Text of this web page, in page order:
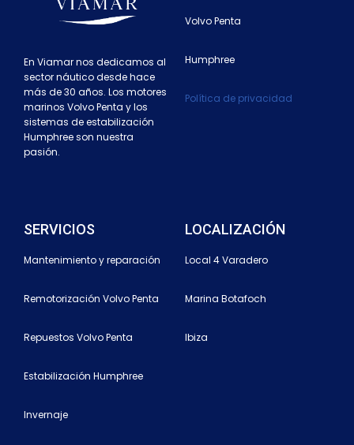
En Viamar nos dedicamos al
sector náutico desde hace
más de 30 años. Los motores
marinos Volvo Penta y los
sistemas de estabilización
Humphree son nuestra
pasión.
Volvo Penta
Humphree
Política de privacidad
SERVICIOS
Mantenimiento y reparación
Remotorización Volvo Penta
Repuestos Volvo Penta
Estabilización Humphree
Invernaje
LOCALIZACIÓN
Local 4 Varadero
Marina Botafoch
Ibiza